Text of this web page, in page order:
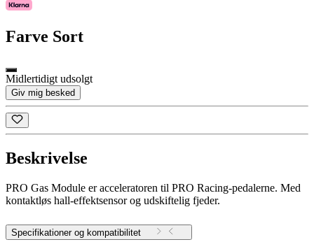
Farve Sort
Midlertidigt udsolgt
Giv mig besked
Beskrivelse
PRO Gas Module er acceleratoren til PRO Racing-pedalerne. Med
kontaktløs hall-effektsensor og udskiftelig fjeder.
Specifikationer og kompatibilitet